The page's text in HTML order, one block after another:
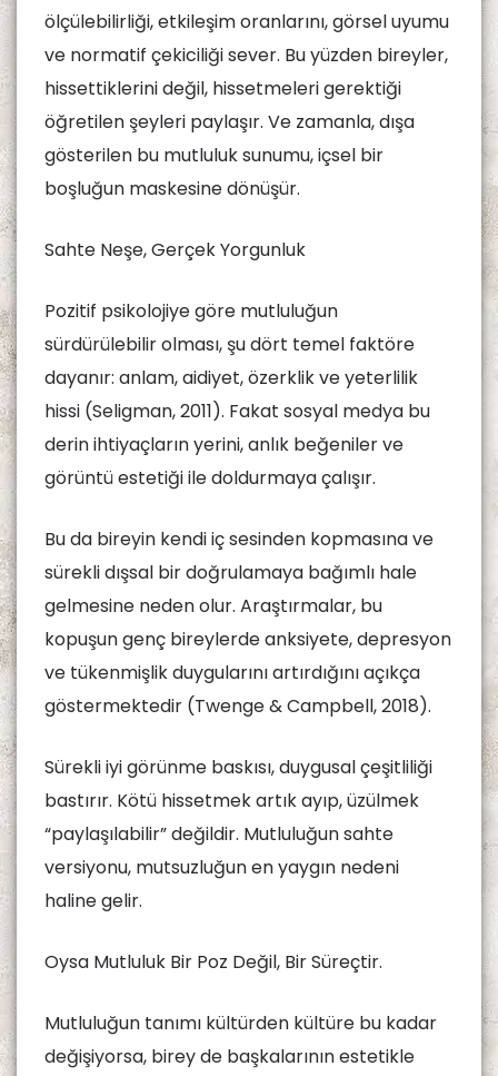
ölçülebilirliği, etkileşim oranlarını, görsel uyumu
ve normatif çekiciliği sever. Bu yüzden bireyler,
hissettiklerini değil, hissetmeleri gerektiği
öğretilen şeyleri paylaşır. Ve zamanla, dışa
gösterilen bu mutluluk sunumu, içsel bir
boşluğun maskesine dönüşür.
Sahte Neşe, Gerçek Yorgunluk
Pozitif psikolojiye göre mutluluğun
sürdürülebilir olması, şu dört temel faktöre
dayanır: anlam, aidiyet, özerklik ve yeterlilik
hissi (Seligman, 2011). Fakat sosyal medya bu
derin ihtiyaçların yerini, anlık beğeniler ve
görüntü estetiği ile doldurmaya çalışır.
Bu da bireyin kendi iç sesinden kopmasına ve
sürekli dışsal bir doğrulamaya bağımlı hale
gelmesine neden olur. Araştırmalar, bu
kopuşun genç bireylerde anksiyete, depresyon
ve tükenmişlik duygularını artırdığını açıkça
göstermektedir (Twenge & Campbell, 2018).
Sürekli iyi görünme baskısı, duygusal çeşitliliği
bastırır. Kötü hissetmek artık ayıp, üzülmek
“paylaşılabilir” değildir. Mutluluğun sahte
versiyonu, mutsuzluğun en yaygın nedeni
haline gelir.
Oysa Mutluluk Bir Poz Değil, Bir Süreçtir.
Mutluluğun tanımı kültürden kültüre bu kadar
değişiyorsa, birey de başkalarının estetikle